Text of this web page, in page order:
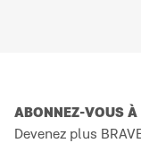
ABONNEZ-VOUS À
Devenez plus